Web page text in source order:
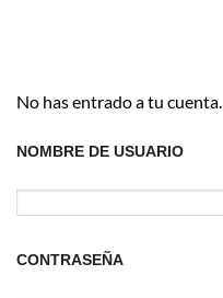
No has entrado a tu cuenta.
NOMBRE DE USUARIO
CONTRASEÑA